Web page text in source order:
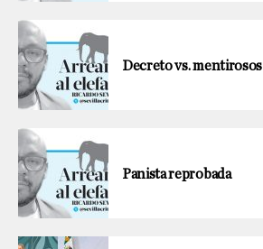
Decreto vs. mentirosos
Panista reprobada